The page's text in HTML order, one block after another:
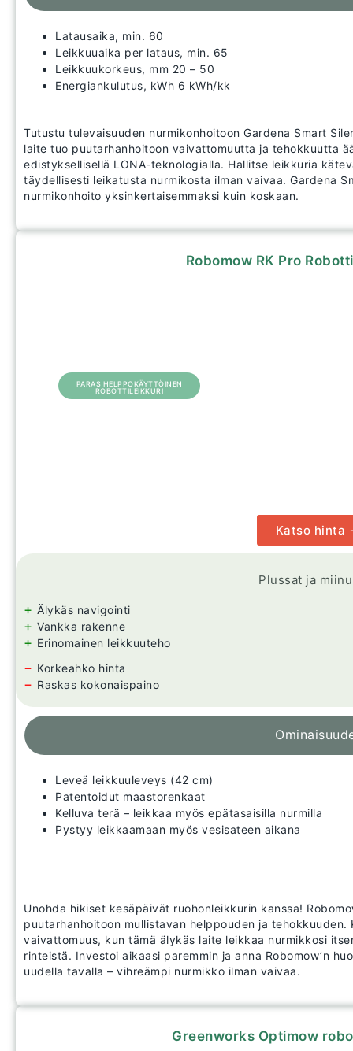
Latausaika, min. 60
Leikkuuaika per lataus, min. 65
Leikkuukorkeus, mm 20 – 50
Energiankulutus, kWh 6 kWh/kk
Tutustu tulevaisuuden nurmikonhoitoon Gardena Smart
laite tuo puutarhanhoitoon vaivattomuutta ja tehokkuutta
edistyksellisellä LONA-teknologialla. Hallitse leikkuria
täydellisesti leikatusta nurmikosta ilman vaivaa. Gardena
nurmikonhoito yksinkertaisemmaksi kuin koskaan.
Robomow RK Pro
PARAS HELPPOKÄYTTÖINEN
ROBOTTILEIKKURI
Katso hinta
Plussat ja
+ Älykäs navigointi
+ Vankka rakenne
+ Erinomainen leikkuuteho
− Korkeahko hinta
− Raskas kokonaispaino
Leveä leikkuuleveys (42 cm)
Patentoidut maastorenkaat
Kelluva terä – leikkaa myös epätasaisilla nurmilla
Pystyy leikkaamaan myös vesisateen aikana
Unohda hikiset kesäpäivät ruohonleikkurin kanssa!
puutarhanhoitoon mullistavan helppouden ja tehokkuuden.
vaivattomuus, kun tämä älykäs laite leikkaa nurmikkosi
rinteistä. Investoi aikaasi paremmin ja anna Robomow’n
uudella tavalla – vihreämpi nurmikko ilman vaivaa.
Greenworks Optimow